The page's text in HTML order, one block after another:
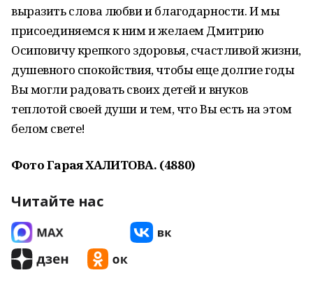
выразить слова любви и благодарности. И мы
присоединяемся к ним и желаем Дмитрию
Осиповичу крепкого здоровья, счастливой жизни,
душевного спокойствия, чтобы еще долгие годы
Вы могли радовать своих детей и внуков
теплотой своей души и тем, что Вы есть на этом
белом свете!
Фото Гарая ХАЛИТОВА. (4880)
Читайте нас